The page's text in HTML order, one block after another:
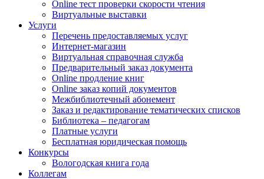
Online тест проверки скорости чтения
Виртуальные выставки
Услуги
Перечень предоставляемых услуг
Интернет-магазин
Виртуальная справочная служба
Предварительный заказ документа
Online продление книг
Online заказ копий документов
Межбиблиотечный абонемент
Заказ и редактирование тематических списков
Библиотека – педагогам
Платные услуги
Бесплатная юридическая помощь
Конкурсы
Вологодская книга года
Коллегам